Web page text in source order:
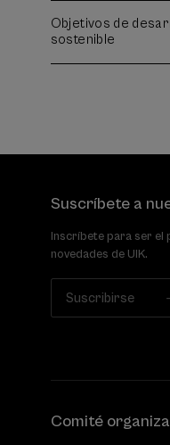
Objetivos de
sostenible
Suscríbete a
Inscríbete para ser el
novedades de UIK.
Suscribirse
Comité